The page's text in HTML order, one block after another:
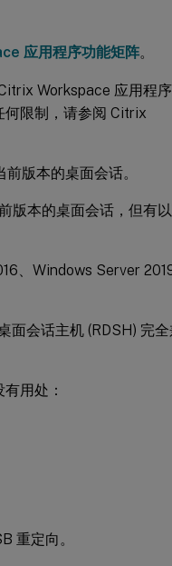
应用程序功能矩阵。
Workspace 应用程
何限制，请参阅 Citrix
版本的桌面会话。
版本的桌面会话，但有
、Windows Server
面会话主机 (RDSH) 完全
用处：
重定向。